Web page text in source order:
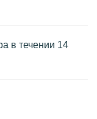
в течении 14